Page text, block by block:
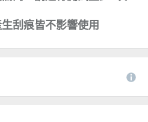
刮痕皆不影響使用